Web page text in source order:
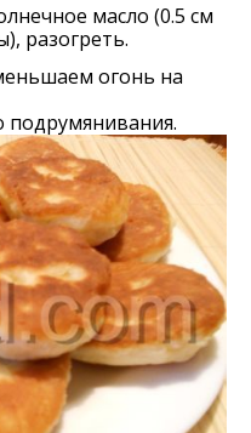
масло (0.5 см
разогреть.
огонь на